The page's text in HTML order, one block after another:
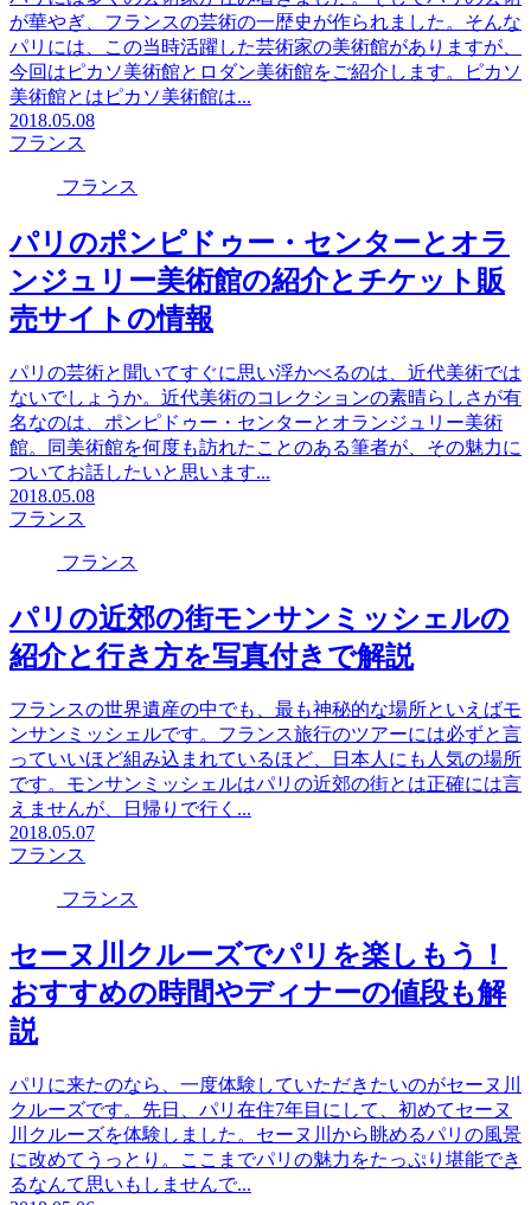
が華やぎ、フランスの芸術の一歴史が作られました。そんな
パリには、この当時活躍した芸術家の美術館がありますが、
今回はピカソ美術館とロダン美術館をご紹介します。ピカソ
美術館とはピカソ美術館は...
2018.05.08
フランス
フランス
パリのポンピドゥー・センターとオラ
ンジュリー美術館の紹介とチケット販
売サイトの情報
パリの芸術と聞いてすぐに思い浮かべるのは、近代美術では
ないでしょうか。近代美術のコレクションの素晴らしさが有
名なのは、ポンピドゥー・センターとオランジュリー美術
館。同美術館を何度も訪れたことのある筆者が、その魅力に
ついてお話したいと思います...
2018.05.08
フランス
フランス
パリの近郊の街モンサンミッシェルの
紹介と行き方を写真付きで解説
フランスの世界遺産の中でも、最も神秘的な場所といえばモ
ンサンミッシェルです。フランス旅行のツアーには必ずと言
っていいほど組み込まれているほど、日本人にも人気の場所
です。モンサンミッシェルはパリの近郊の街とは正確には言
えませんが、日帰りで行く...
2018.05.07
フランス
フランス
セーヌ川クルーズでパリを楽しもう！
おすすめの時間やディナーの値段も解
説
パリに来たのなら、一度体験していただきたいのがセーヌ川
クルーズです。先日、パリ在住7年目にして、初めてセーヌ
川クルーズを体験しました。セーヌ川から眺めるパリの風景
に改めてうっとり。ここまでパリの魅力をたっぷり堪能でき
るなんて思いもしませんで...